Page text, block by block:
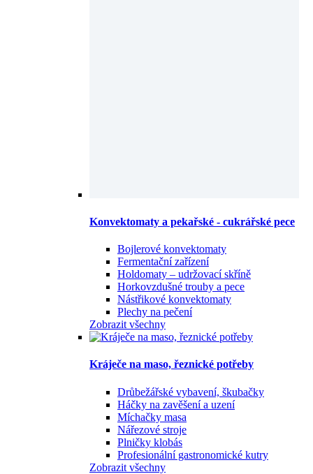
Konvektomaty a pekařské - cukrářské pece
Bojlerové konvektomaty
Fermentační zařízení
Holdomaty – udržovací skříně
Horkovzdušné trouby a pece
Nástřikové konvektomaty
Plechy na pečení
Zobrazit všechny
Kráječe na maso, řeznické potřeby
Drůbežářské vybavení, škubačky
Háčky na zavěšení a uzení
Míchačky masa
Nářezové stroje
Plničky klobás
Profesionální gastronomické kutry
Zobrazit všechny